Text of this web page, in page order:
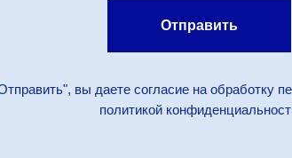
Отправить
вы даете согласие на обработку
политикой